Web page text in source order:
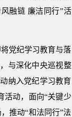
融链 廉洁同行”活
党纪学习教育与落
与深化中央巡视整
纳入党纪学习教育
活动，面向“关键少
推动“和法同行”法